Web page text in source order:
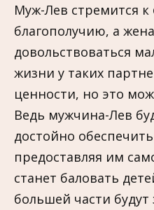
Муж-Лев стремится
благополучию, а
довольствоваться
жизни у таких
ценности, но это
Ведь мужчина-Лев
достойно
предоставляя им
станет баловать
большей части будут